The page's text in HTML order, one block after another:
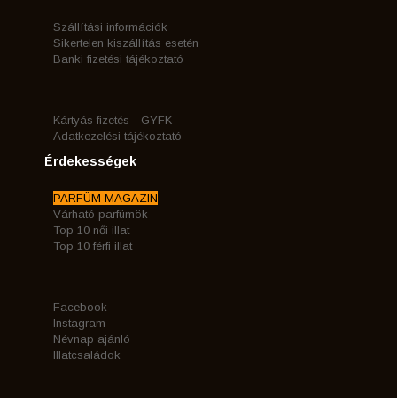
Szállítási információk
Sikertelen kiszállítás esetén
Banki fizetési tájékoztató
Kártyás fizetés - GYFK
Adatkezelési tájékoztató
Érdekességek
PARFÜM MAGAZIN
Várható parfümök
Top 10 női illat
Top 10 férfi illat
Facebook
Instagram
Névnap ajánló
Illatcsaládok